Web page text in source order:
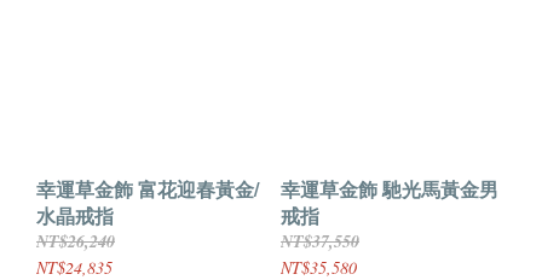
幸運草金飾 富花迎春黃金/
水晶戒指
NT$26,240
NT$24,835
幸運草金飾 馳光馬黃金男
戒指
NT$37,550
NT$35,580